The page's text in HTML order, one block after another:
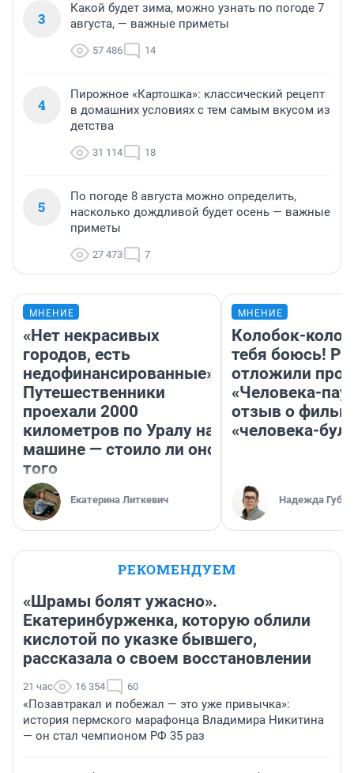
3
Какой будет зима, можно узнать по погоде 7
августа, — важные приметы
57 486 14
4
Пирожное «Картошка»: классический рецепт
в домашних условиях с тем самым вкусом из
детства
31 114 18
5
По погоде 8 августа можно определить,
насколько дождливой будет осень — важные
приметы
27 473 7
МНЕНИЕ
«Нет некрасивых
городов, есть
недофинансированные».
Путешественники
проехали 2000
километров по Уралу на
машине — стоило ли оно
того
Екатерина Литкевич
МНЕНИЕ
Колобок-
тебя боюсь!
отложили
«Человека-
отзыв о
«человека-
Надежда
РЕКОМЕНДУЕМ
«Шрамы болят ужасно».
Екатеринбурженка, которую облили
кислотой по указке бывшего,
рассказала о своем восстановлении
21 час 16 354 60
«Позавтракал и побежал — это уже привычка»:
история пермского марафонца Владимира Никитина
— он стал чемпионом РФ 35 раз